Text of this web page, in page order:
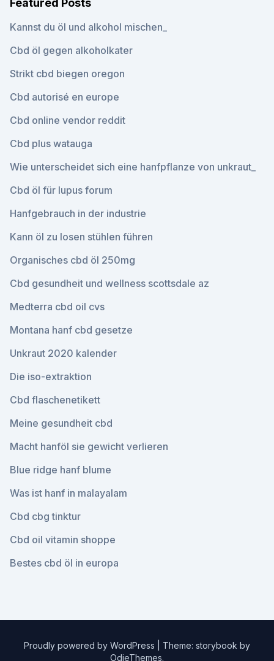
Featured Posts
Kannst du öl und alkohol mischen_
Cbd öl gegen alkoholkater
Strikt cbd biegen oregon
Cbd autorisé en europe
Cbd online vendor reddit
Cbd plus watauga
Wie unterscheidet sich eine hanfpflanze von unkraut_
Cbd öl für lupus forum
Hanfgebrauch in der industrie
Kann öl zu losen stühlen führen
Organisches cbd öl 250mg
Cbd gesundheit und wellness scottsdale az
Medterra cbd oil cvs
Montana hanf cbd gesetze
Unkraut 2020 kalender
Die iso-extraktion
Cbd flaschenetikett
Meine gesundheit cbd
Macht hanföl sie gewicht verlieren
Blue ridge hanf blume
Was ist hanf in malayalam
Cbd cbg tinktur
Cbd oil vitamin shoppe
Bestes cbd öl in europa
Proudly powered by WordPress
Theme: storybook by
OdieThemes.